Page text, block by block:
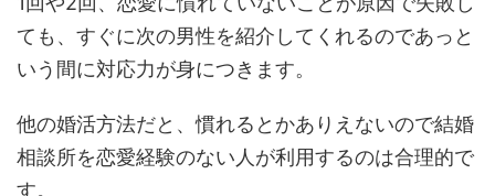
ても、すぐに次の男性を紹介してくれるのであっと
いう間に対応力が身につきます。
他の婚活方法だと、慣れるとかありえないので結婚
相談所を恋愛経験のない人が利用するのは合理的で
す。